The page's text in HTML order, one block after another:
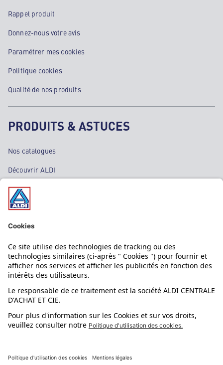
Rappel produit
Donnez-nous votre avis
Paramétrer mes cookies
Politique cookies
Qualité de nos produits
PRODUITS & ASTUCES
Nos catalogues
Découvrir ALDI
Nos bons plans
Nos rayons
Nos marques
Nos astuces
Évènements
L'application mobile